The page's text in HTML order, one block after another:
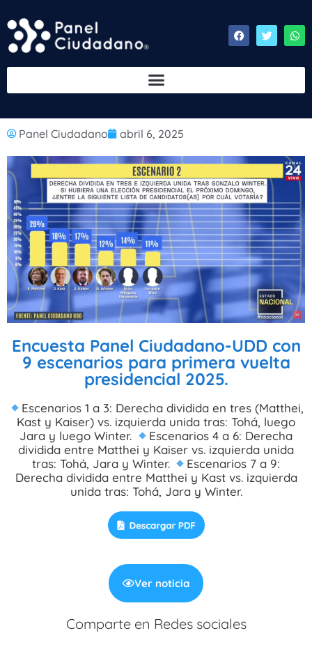
Panel Ciudadano abril 6, 2025
Encuesta Panel Ciudadano-UDD con
9 escenarios para primera vuelta
presidencial 2025.
Escenarios 1 a 3: Derecha dividida en tres (Matthei,
Kast y Kaiser) vs. izquierda unida tras: Tohá, luego
Jara y luego Winter.
Escenarios 4 a 6: Derecha
dividida entre Matthei y Kaiser vs. izquierda unida
tras: Tohá, Jara y Winter.
Escenarios 7 a 9:
Derecha dividida entre Matthei y Kast vs. izquierda
unida tras: Tohá, Jara y Winter.
Ver noticia
Comparte en Redes sociales